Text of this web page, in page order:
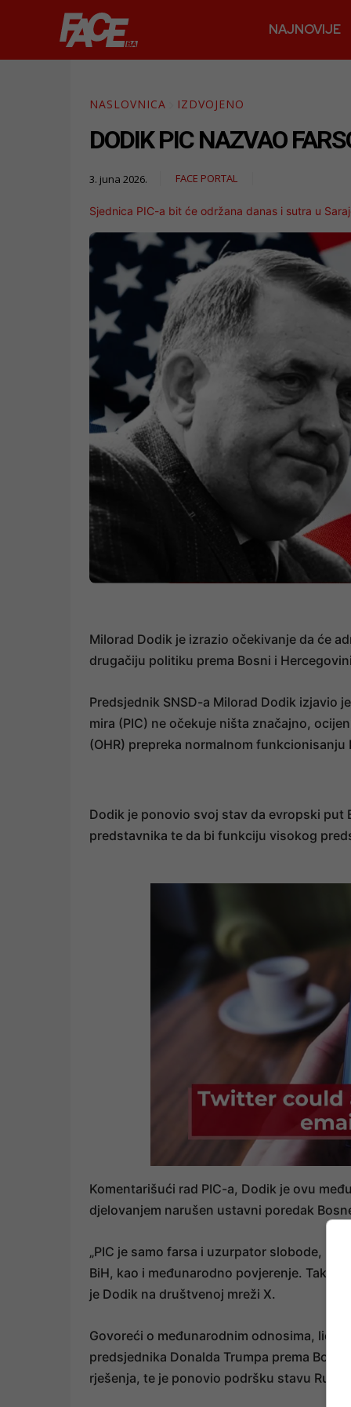
NAJNOVIJE
NASLOVNICA IZDVOJENO
DODIK PIC NAZVAO
3. juna 2026. FACE PORTAL
Sjednica PIC-a bit će održana danas i sutra u
Milorad Dodik je izrazio očekivanje da će
drugačiju politiku prema Bosni i Hercegovini
Predsjednik SNSD-a Milorad Dodik izjavio
mira (PIC) ne očekuje ništa značajno,
(OHR) prepreka normalnom funkcionisanju
Dodik je ponovio svoj stav da evropski
predstavnika te da bi funkciju visokog
Komentarišući rad PIC-a, Dodik je ovu
djelovanjem narušen ustavni poredak
„PIC je samo farsa i uzurpator slobode,
BiH, kao i međunarodno povjerenje. Tako
je Dodik na društvenoj mreži X.
Govoreći o međunarodnim odnosima, lider
predsjednika Donalda Trumpa prema
rješenja, te je ponovio podršku stavu